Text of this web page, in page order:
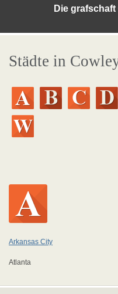
Die
Städte in
Arkansas City
Atlanta